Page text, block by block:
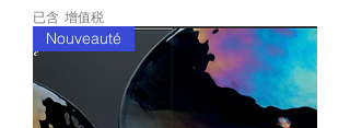
已含 增值税
Nouveauté